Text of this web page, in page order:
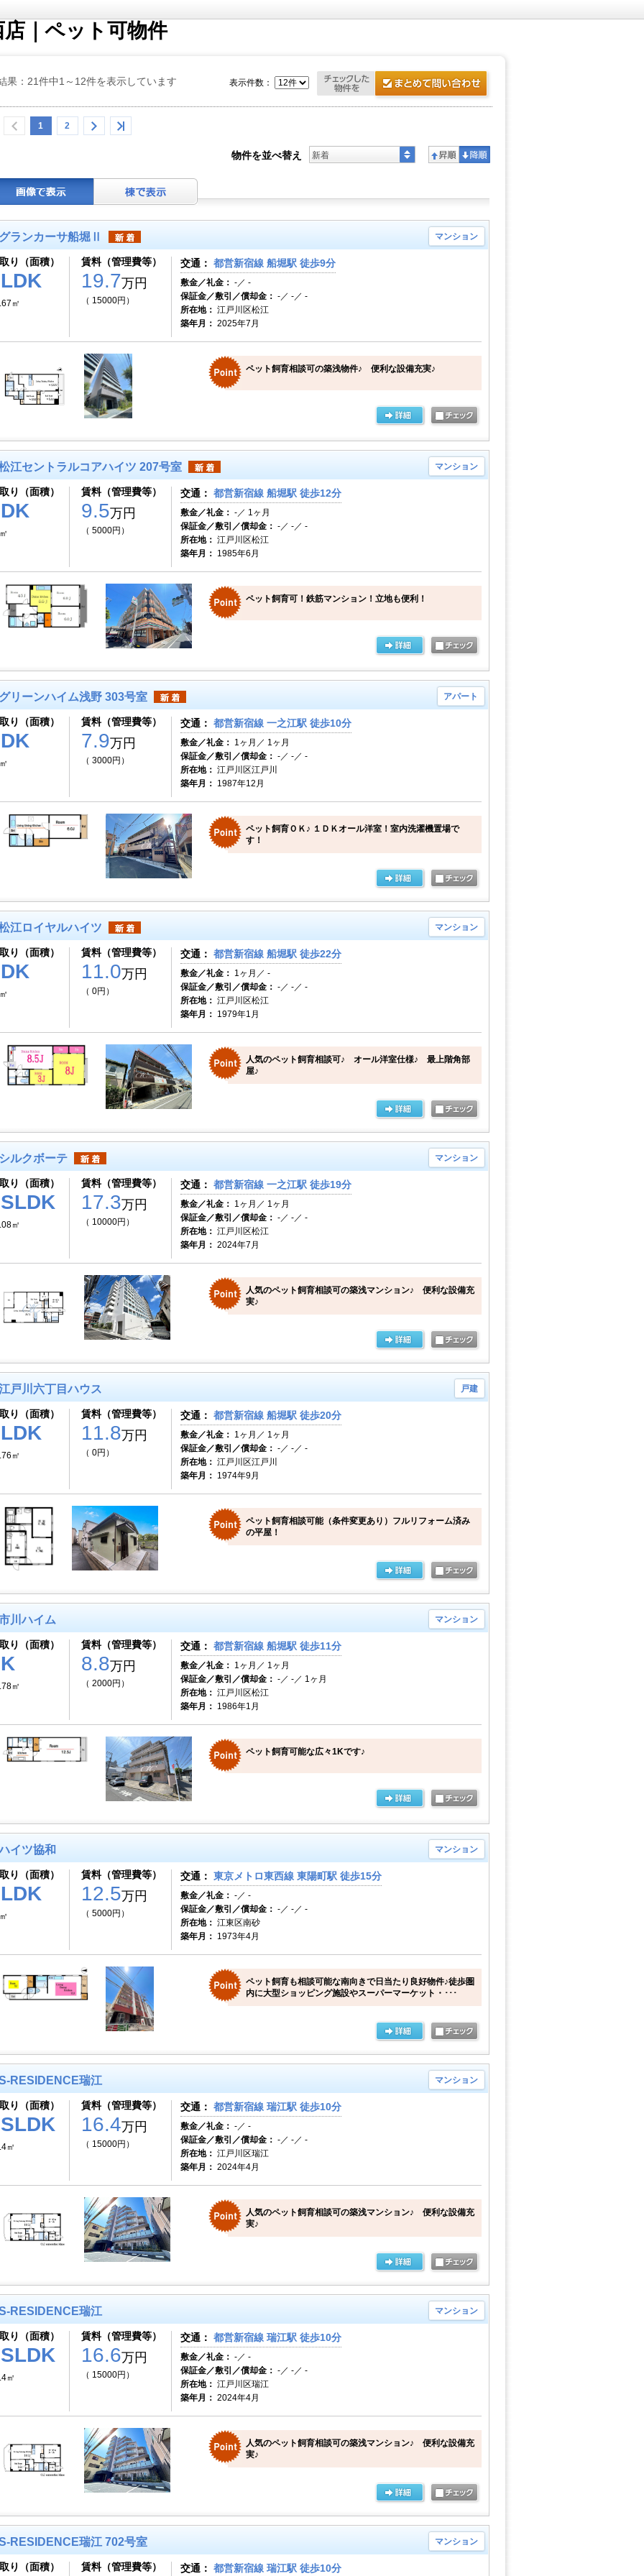
｜ペット可物件
果：21件中1～12件を表示しています
1 2
表示件数：
物件を並べ替え 新着
ランカーサ船堀Ⅱ マンション
り（面積）
㎡
賃料（管理費等）
19.7万円
（ 15000円）
交通： 都営新宿線 船堀駅 徒歩9分
敷金／礼金： -／ -
保証金／敷引／償却金： -／ -／ -
所在地： 江戸川区松江
築年月： 2025年7月
ペット飼育相談可の築浅物件♪ 便利な設備充実♪
江セントラルコアハイツ 207号室 マンション
り（面積） 賃料（管理費等）
9.5万円
（ 5000円）
交通： 都営新宿線 船堀駅 徒歩12分
敷金／礼金： -／ 1ヶ月
保証金／敷引／償却金： -／ -／ -
所在地： 江戸川区松江
築年月： 1985年6月
ペット飼育可！鉄筋マンション！立地も便利！
リーンハイム浅野 303号室 アパート
り（面積） 賃料（管理費等）
7.9万円
（ 3000円）
交通： 都営新宿線 一之江駅 徒歩10分
敷金／礼金： 1ヶ月／ 1ヶ月
保証金／敷引／償却金： -／ -／ -
所在地： 江戸川区江戸川
築年月： 1987年12月
ペット飼育ＯＫ♪ １ＤＫオール洋室！室内洗濯機置場で
す！
江ロイヤルハイツ マンション
り（面積） 賃料（管理費等）
11.0万円
（ 0円）
交通： 都営新宿線 船堀駅 徒歩22分
敷金／礼金： 1ヶ月／ -
保証金／敷引／償却金： -／ -／ -
所在地： 江戸川区松江
築年月： 1979年1月
人気のペット飼育相談可♪ オール洋室仕様♪ 最上階角部
屋♪
ルクボーテ マンション
り（面積）
㎡
賃料（管理費等）
17.3万円
（ 10000円）
交通： 都営新宿線 一之江駅 徒歩19分
敷金／礼金： 1ヶ月／ 1ヶ月
保証金／敷引／償却金： -／ -／ -
所在地： 江戸川区松江
築年月： 2024年7月
人気のペット飼育相談可の築浅マンション♪ 便利な設備充
実♪
戸川六丁目ハウス 戸建
り（面積）
㎡
賃料（管理費等）
11.8万円
（ 0円）
交通： 都営新宿線 船堀駅 徒歩20分
敷金／礼金： 1ヶ月／ 1ヶ月
保証金／敷引／償却金： -／ -／ -
所在地： 江戸川区江戸川
築年月： 1974年9月
ペット飼育相談可能（条件変更あり）フルリフォーム済み
の平屋！
川ハイム マンション
り（面積）
㎡
賃料（管理費等）
8.8万円
（ 2000円）
交通： 都営新宿線 船堀駅 徒歩11分
敷金／礼金： 1ヶ月／ 1ヶ月
保証金／敷引／償却金： -／ -／ 1ヶ月
所在地： 江戸川区松江
築年月： 1986年1月
ペット飼育可能な広々1Kです♪
イツ協和 マンション
り（面積） 賃料（管理費等）
12.5万円
（ 5000円）
交通： 東京メトロ東西線 東陽町駅 徒歩15分
敷金／礼金： -／ -
保証金／敷引／償却金： -／ -／ -
所在地： 江東区南砂
築年月： 1973年4月
ペット飼育も相談可能な南向きで日当たり良好物件♪徒歩圏
内に大型ショッピング施設やスーパーマーケット・･･･
RESIDENCE瑞江 マンション
り（面積）
㎡
賃料（管理費等）
16.4万円
（ 15000円）
交通： 都営新宿線 瑞江駅 徒歩10分
敷金／礼金： -／ -
保証金／敷引／償却金： -／ -／ -
所在地： 江戸川区瑞江
築年月： 2024年4月
人気のペット飼育相談可の築浅マンション♪ 便利な設備充
実♪
RESIDENCE瑞江 マンション
り（面積）
㎡
賃料（管理費等）
16.6万円
（ 15000円）
交通： 都営新宿線 瑞江駅 徒歩10分
敷金／礼金： -／ -
保証金／敷引／償却金： -／ -／ -
所在地： 江戸川区瑞江
築年月： 2024年4月
人気のペット飼育相談可の築浅マンション♪ 便利な設備充
実♪
RESIDENCE瑞江 702号室 マンション
り（面積） 賃料（管理費等） 交通： 都営新宿線 瑞江駅 徒歩10分